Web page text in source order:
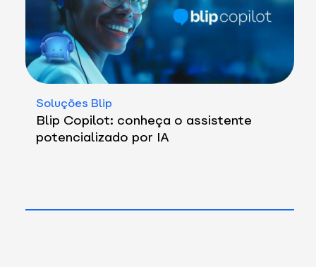
Soluções Blip
Blip Copilot: conheça o assistente
potencializado por IA